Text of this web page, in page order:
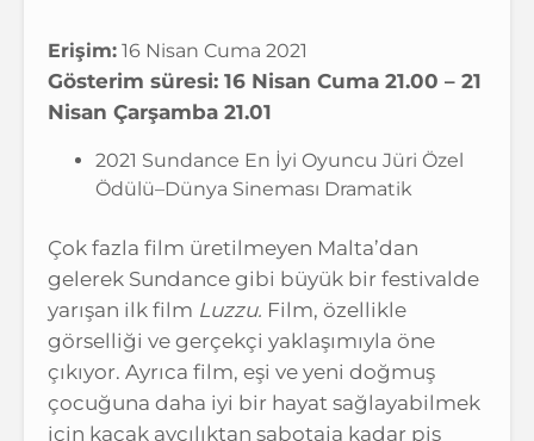
Erişim: 16 Nisan Cuma 2021
Gösterim süresi: 16 Nisan Cuma 21.00 – 21
Nisan Çarşamba 21.01
2021 Sundance En İyi Oyuncu Jüri Özel
Ödülü–Dünya Sineması Dramatik
Çok fazla film üretilmeyen Malta’dan
gelerek Sundance gibi büyük bir festivalde
yarışan ilk film Luzzu. Film, özellikle
görselliği ve gerçekçi yaklaşımıyla öne
çıkıyor. Ayrıca film, eşi ve yeni doğmuş
çocuğuna daha iyi bir hayat sağlayabilmek
için kaçak avcılıktan sabotaja kadar pis